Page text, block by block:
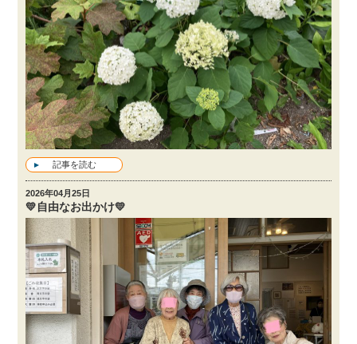
記事を読む
2026年04月25日
💛自由なお出かけ💛